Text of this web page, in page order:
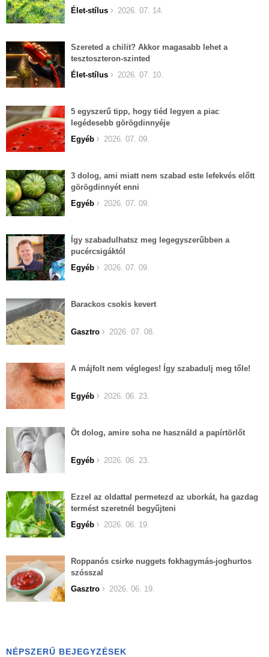
Élet-stílus 2026. 07. 14.
Szereted a chilit? Akkor magasabb lehet a
tesztoszteron-szinted
Élet-stílus
2026. 07. 10.
5 egyszerű tipp, hogy tiéd legyen a piac
legédesebb görögdinnyéje
Egyéb
2026. 07. 09.
3 dolog, ami miatt nem szabad este lefekvés előtt
görögdinnyét enni
Egyéb
2026. 07. 09.
Így szabadulhatsz meg legegyszerűbben a
pucércsigáktól
Egyéb
2026. 07. 09.
Barackos csokis kevert
Gasztro 2026. 07. 08.
A májfolt nem végleges! Így szabadulj meg tőle!
Egyéb 2026. 06. 23.
Öt dolog, amire soha ne használd a papírtörlőt
Egyéb 2026. 06. 23.
Ezzel az oldattal permetezd az uborkát, ha gazdag
termést szeretnél begyűjteni
Egyéb
2026. 06. 19.
Roppanós csirke nuggets fokhagymás-joghurtos
szósszal
Gasztro
2026. 06. 19.
NÉPSZERŰ BEJEGYZÉSEK